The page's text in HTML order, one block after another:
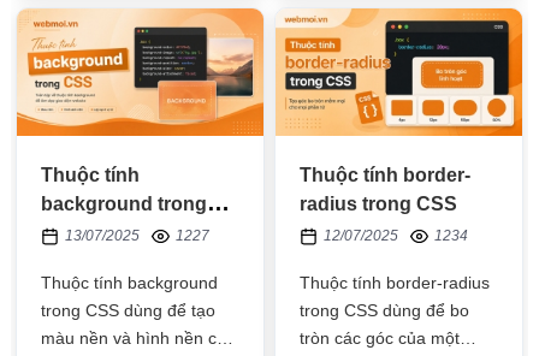
Thuộc tính
background trong
CSS13/07/2025 1227
Thuộc tính background
trong CSS dùng để tạo
màu nền và hình nền cho
Thuộc tính border-
radius trong CSS
12/07/2025 1234
Thuộc tính border-radius
trong CSS dùng để bo
tròn các góc của một